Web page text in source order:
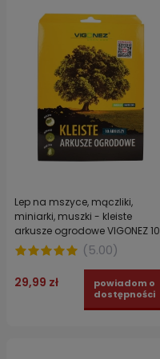
Lep na mszyce, mączliki,
miniarki, muszki - kleiste
arkusze ogrodowe VIGONEZ 10
szt.
(5.00)
29,99 zł
powiadom o
dostępności